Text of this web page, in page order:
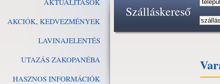
AKTUALITÁSOK
AKCIÓK, KEDVEZMÉNYEK
LAVINAJELENTÉS
UTAZÁS ZAKOPANÉBA
HASZNOS INFORMÁCIÓK
Szálláskereső